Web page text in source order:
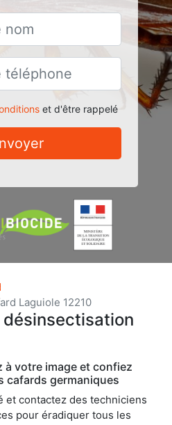
et d'être rappelé
Laguiole 12210
désinsectisation
à votre image et confiez
cafards germaniques
et contactez des techniciens
pour éradiquer tous les